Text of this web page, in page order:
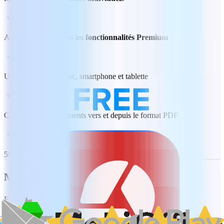
Accès illimité à toutes les fonctionnalités Premium
Utilisable sur PC, Mac, smartphone et tablette
Conversion de documents vers et depuis le format PDF
50 Go de stockage cloud MobiDrive par utilisateur
MobiOffice Lifetime
Fonctionnalités bureautiques essentielles, 1 PC ou Mac